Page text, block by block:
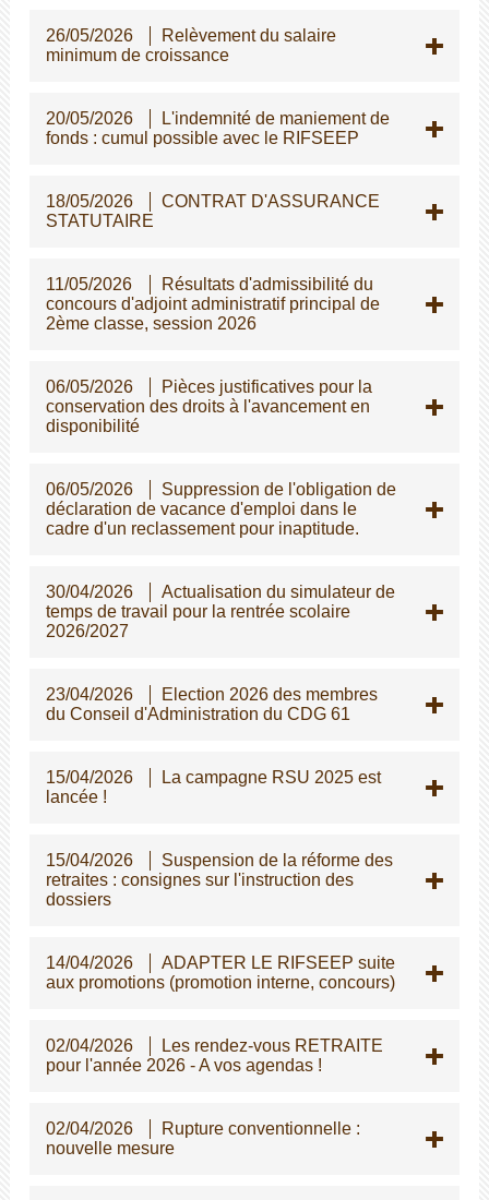
26/05/2026
Relèvement du salaire
minimum de croissance
20/05/2026
L'indemnité de maniement de
fonds : cumul possible avec le RIFSEEP
18/05/2026
CONTRAT D'ASSURANCE
STATUTAIRE
11/05/2026
Résultats d'admissibilité du
concours d'adjoint administratif principal de
2ème classe, session 2026
06/05/2026
Pièces justificatives pour la
conservation des droits à l'avancement en
disponibilité
06/05/2026
Suppression de l'obligation de
déclaration de vacance d'emploi dans le
cadre d'un reclassement pour inaptitude.
30/04/2026
Actualisation du simulateur de
temps de travail pour la rentrée scolaire
2026/2027
23/04/2026
Election 2026 des membres
du Conseil d'Administration du CDG 61
15/04/2026
La campagne RSU 2025 est
lancée !
15/04/2026
Suspension de la réforme des
retraites : consignes sur l'instruction des
dossiers
14/04/2026
ADAPTER LE RIFSEEP suite
aux promotions (promotion interne, concours)
02/04/2026
Les rendez-vous RETRAITE
pour l'année 2026 - A vos agendas !
02/04/2026
Rupture conventionnelle :
nouvelle mesure